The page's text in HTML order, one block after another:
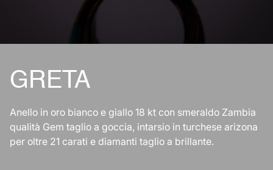
GRETA
Anello in oro bianco e giallo 18 kt con smeraldo Zambia
qualità Gem taglio a goccia, intarsio in turchese arizona
per oltre 21 carati e diamanti taglio a brillante.